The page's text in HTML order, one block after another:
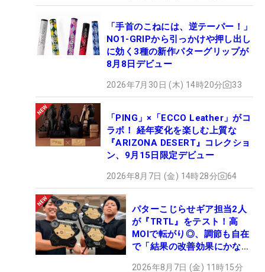
「手首のこねには、逆テーパー！」
NO1-GRIPから引っかけや押し出し
に効く3種の新作パターグリップが
8月8日デビュー
2026年7月30日 (木) 14時20分 33
「PING」×「ECCO Leather」がコ
ラボ！ 経年変化を楽しむ上質な
『ARIZONA DESERT』コレクショ
ン、9月15日限定デビュー
2026年8月7日 (金) 14時28分 64
パターこじらせギア担当2人
が『TRTL』をテスト！高
MOIで転がり◎、調節も自在
で「結果の改善効果にかなり
2026年8月7日 (金) 11時15分